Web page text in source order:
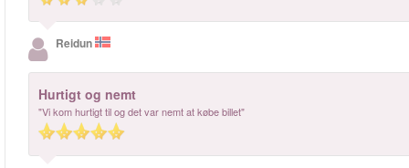
Reidun
Hurtigt og nemt
"Vi kom hurtigt til og det var nemt at købe billet"